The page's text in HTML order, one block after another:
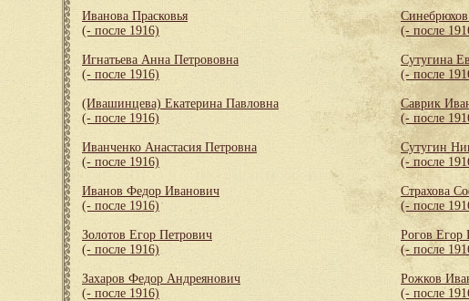
Иванова Прасковья
(- после 1916)
Игнатьева Анна Петрововна
(- после 1916)
(Ивашинцева) Екатерина Павловна
(- после 1916)
Иванченко Анастасия Петровна
(- после 1916)
Иванов Федор Иванович
(- после 1916)
Золотов Егор Петрович
(- после 1916)
Захаров Федор Андреянович
(- после 1916)
(- после
Сутугина
(- после
Саврик
(- после
Сутугин
(- после
Страхова
(- после
Рогов Егор
(- после
Рожков
(- после